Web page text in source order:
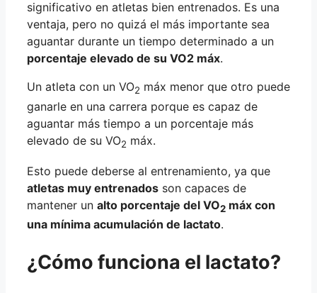
significativo en atletas bien entrenados. Es una
ventaja, pero no quizá el más importante sea
aguantar durante un tiempo determinado a un
porcentaje elevado de su VO2 máx.
Un atleta con un VO2 máx menor que otro puede
ganarle en una carrera porque es capaz de
aguantar más tiempo a un porcentaje más
elevado de su VO2 máx.
Esto puede deberse al entrenamiento, ya que
atletas muy entrenados son capaces de
mantener un alto porcentaje del VO2 máx con
una mínima acumulación de lactato.
¿Cómo funciona el lactato?